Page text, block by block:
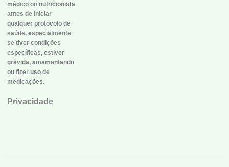
médico ou nutricionista
antes de iniciar
qualquer protocolo de
saúde, especialmente
se tiver condições
específicas, estiver
grávida, amamentando
ou fizer uso de
medicações.
Privacidade